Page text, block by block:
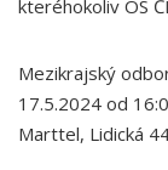
kteréhokoliv OS
Mezikrajský
17.5.2024 od
Marttel, Lidická